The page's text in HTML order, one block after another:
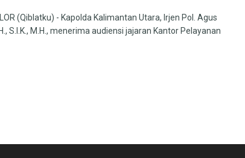
(Qiblatku) - Kapolda Kalimantan Utara, Irjen Pol. Agus
S.I.K., M.H., menerima audiensi jajaran Kantor Pelayanan